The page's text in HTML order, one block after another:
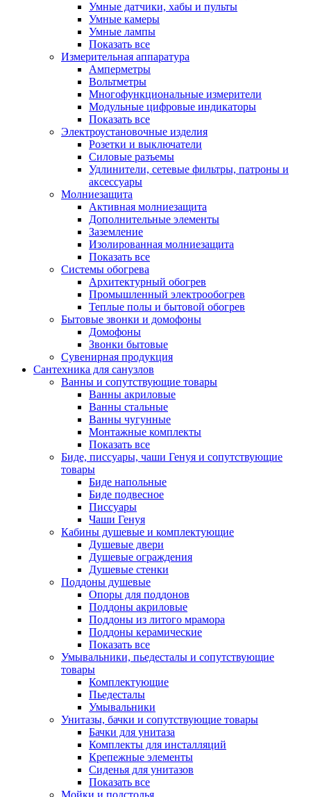
Умные датчики, хабы и пульты
Умные камеры
Умные лампы
Показать все
Измерительная аппаратура
Амперметры
Вольтметры
Многофункциональные измерители
Модульные цифровые индикаторы
Показать все
Электроустановочные изделия
Розетки и выключатели
Силовые разъемы
Удлинители, сетевые фильтры, патроны и
аксессуары
Молниезащита
Активная молниезащита
Дополнительные элементы
Заземление
Изолированная молниезащита
Показать все
Системы обогрева
Архитектурный обогрев
Промышленный электрообогрев
Теплые полы и бытовой обогрев
Бытовые звонки и домофоны
Домофоны
Звонки бытовые
Сувенирная продукция
Сантехника для санузлов
Ванны и сопутствующие товары
Ванны акриловые
Ванны стальные
Ванны чугунные
Монтажные комплекты
Показать все
Биде, писсуары, чаши Генуя и сопутствующие
товары
Биде напольные
Биде подвесное
Писсуары
Чаши Генуя
Кабины душевые и комплектующие
Душевые двери
Душевые ограждения
Душевые стенки
Поддоны душевые
Опоры для поддонов
Поддоны акриловые
Поддоны из литого мрамора
Поддоны керамические
Показать все
Умывальники, пьедесталы и сопутствующие
товары
Комплектующие
Пьедесталы
Умывальники
Унитазы, бачки и сопутствующие товары
Бачки для унитаза
Комплекты для инсталляций
Крепежные элементы
Сиденья для унитазов
Показать все
Мойки и подстолья